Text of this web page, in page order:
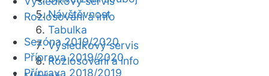
Návštěvnost
Tabulka
Výsledkový servis
Rozlosování a info
Rozlosování a info
Sezóna 2019/2020
Příprava 2019/2020
Příprava 2018/2019